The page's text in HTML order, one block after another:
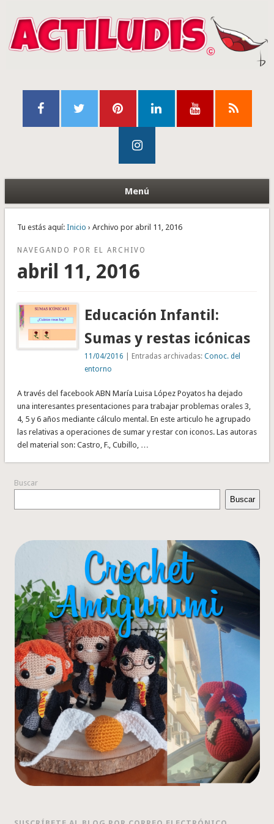
Menú
Tu estás aquí: Inicio › Archivo por abril 11, 2016
NAVEGANDO POR EL ARCHIVO
abril 11, 2016
Educación Infantil:
Sumas y restas icónicas
11/04/2016 | Entradas archivadas:Conoc. del
entorno
A través del facebook ABN María Luisa López Poyatos ha dejado
una interesantes presentaciones para trabajar problemas orales 3,
4, 5 y 6 años mediante cálculo mental. En este articulo he agrupado
las relativas a operaciones de sumar y restar con iconos. Las autoras
del material son: Castro, F., Cubillo, …
Buscar
Buscar